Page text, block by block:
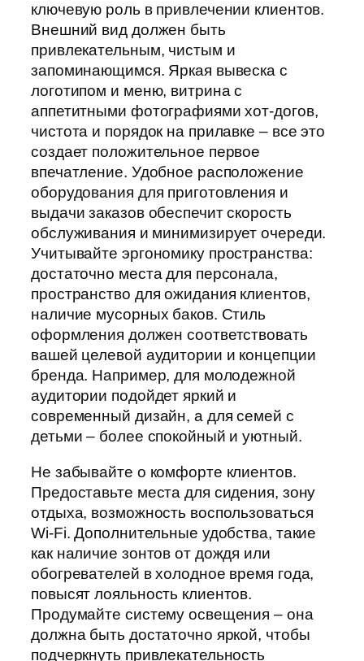
ключевую роль в привлечении клиентов.
Внешний вид должен быть
привлекательным, чистым и
запоминающимся. Яркая вывеска с
логотипом и меню, витрина с
аппетитными фотографиями хот-догов,
чистота и порядок на прилавке – все это
создает положительное первое
впечатление. Удобное расположение
оборудования для приготовления и
выдачи заказов обеспечит скорость
обслуживания и минимизирует очереди.
Учитывайте эргономику пространства:
достаточно места для персонала,
пространство для ожидания клиентов,
наличие мусорных баков. Стиль
оформления должен соответствовать
вашей целевой аудитории и концепции
бренда. Например, для молодежной
аудитории подойдет яркий и
современный дизайн, а для семей с
детьми – более спокойный и уютный.
Не забывайте о комфорте клиентов.
Предоставьте места для сидения, зону
отдыха, возможность воспользоваться
Wi-Fi. Дополнительные удобства, такие
как наличие зонтов от дождя или
обогревателей в холодное время года,
повысят лояльность клиентов.
Продумайте систему освещения – она
должна быть достаточно яркой, чтобы
подчеркнуть привлекательность